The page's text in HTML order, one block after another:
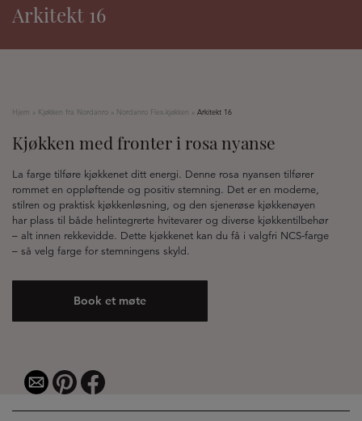
Arkitekt 16
Hjem » Kjøkken fra Nordanro » Nordanro Flex-kjøkken » Arkitekt 16
Kjøkken med fronter i rosa nyanse
La farge tilføre kjøkkenet ditt energi. Denne rosa nyansen tilfører
rommet en oppløftende og positiv stemning. Det er en moderne,
stilren og praktisk kjøkkenløsning, og den sjenerøse kjøkkenøyen
har plass til både helintegrerte hvitevarer og diverse kjøkkentilbehør
– alt innen rekkevidde. Dette kjøkkenet kan du få i valgfri NCS-farge
– så velg farge for stemningens skyld.
Book et møte